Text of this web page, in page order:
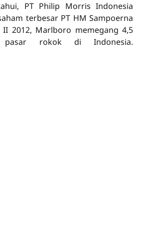
PT Philip Morris Indonesia
terbesar PT HM Sampoerna
2012, Marlboro memegang 4,5
pasar rokok di Indonesia.